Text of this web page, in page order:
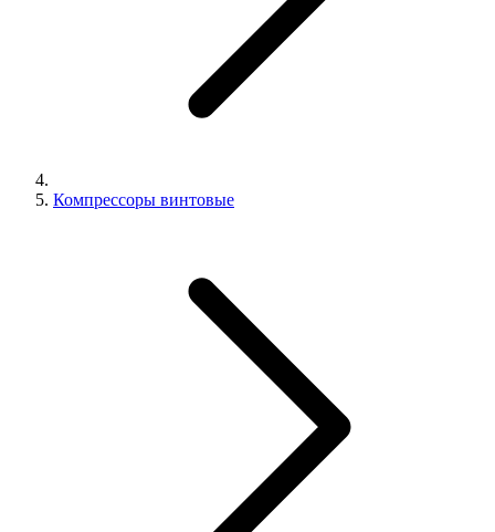
Компрессоры винтовые